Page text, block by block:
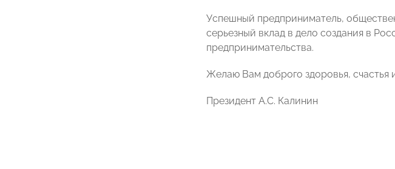
Успешный предприниматель,
серьезный вклад в дело создания в
предпринимательства.
Желаю Вам доброго здоровья, счастья
Президент А.С. Калинин